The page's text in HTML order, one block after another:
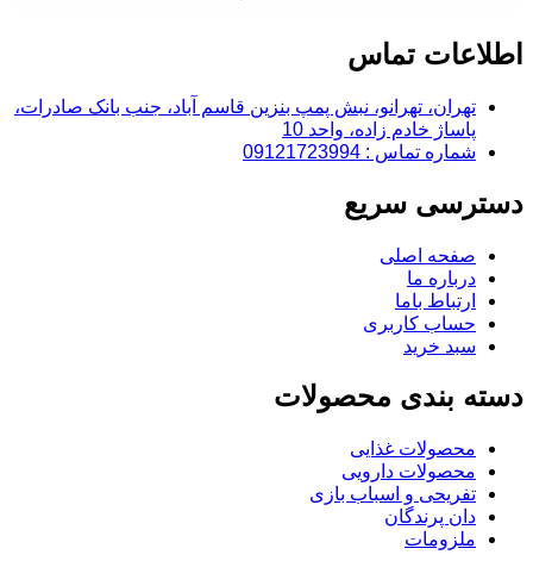
اطلاعات تماس
تهران، تهرانو، نبش پمپ بنزین قاسم آباد، جنب بانک صادرات،
پاساژ خادم زاده، واحد 10
شماره تماس : 09121723994
دسترسی سریع
صفحه اصلی
درباره ما
ارتباط باما
حساب کاربری
سبد خرید
دسته بندی محصولات
محصولات غذایی
محصولات دارویی
تفریحی و اسباب بازی
دان پرندگان
ملزومات